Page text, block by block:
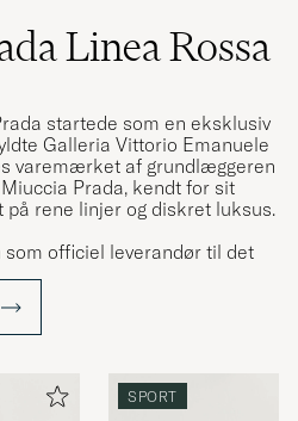
Linea Rossa
startede som en eksklusiv
Galleria Vittorio Emanuele
varemærket af grundlæggeren
Prada, kendt for sit
på rene linjer og diskret luksus.
som officiel leverandør til det
der gjorde det muligt
hjalp med at gøre
for italiensk luksus.
SPORT